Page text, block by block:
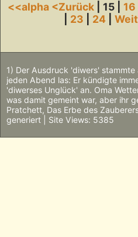
<<alpha <Zurück | 15 | 16
23 24
1) Der Ausdruck 'diwers'
jeden Abend las: Er kündigte
'diwerses Unglück' an. Oma
was damit gemeint war, aber ihr
Pratchett, Das Erbe des
generiert | Site Views: 5385